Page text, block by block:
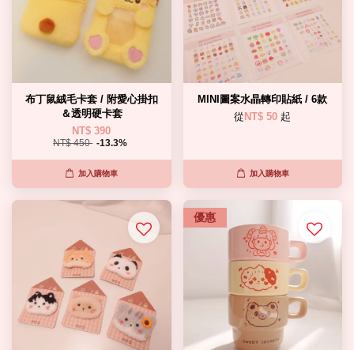
布丁鼠絨毛卡套 / 附愛心掛扣
＆透明硬卡套
NT$ 390
NT$ 450 -13.3%
加入購物車
MINI圖案水晶轉印貼紙 / 6款
從 NT$ 50 起
加入購物車
優惠